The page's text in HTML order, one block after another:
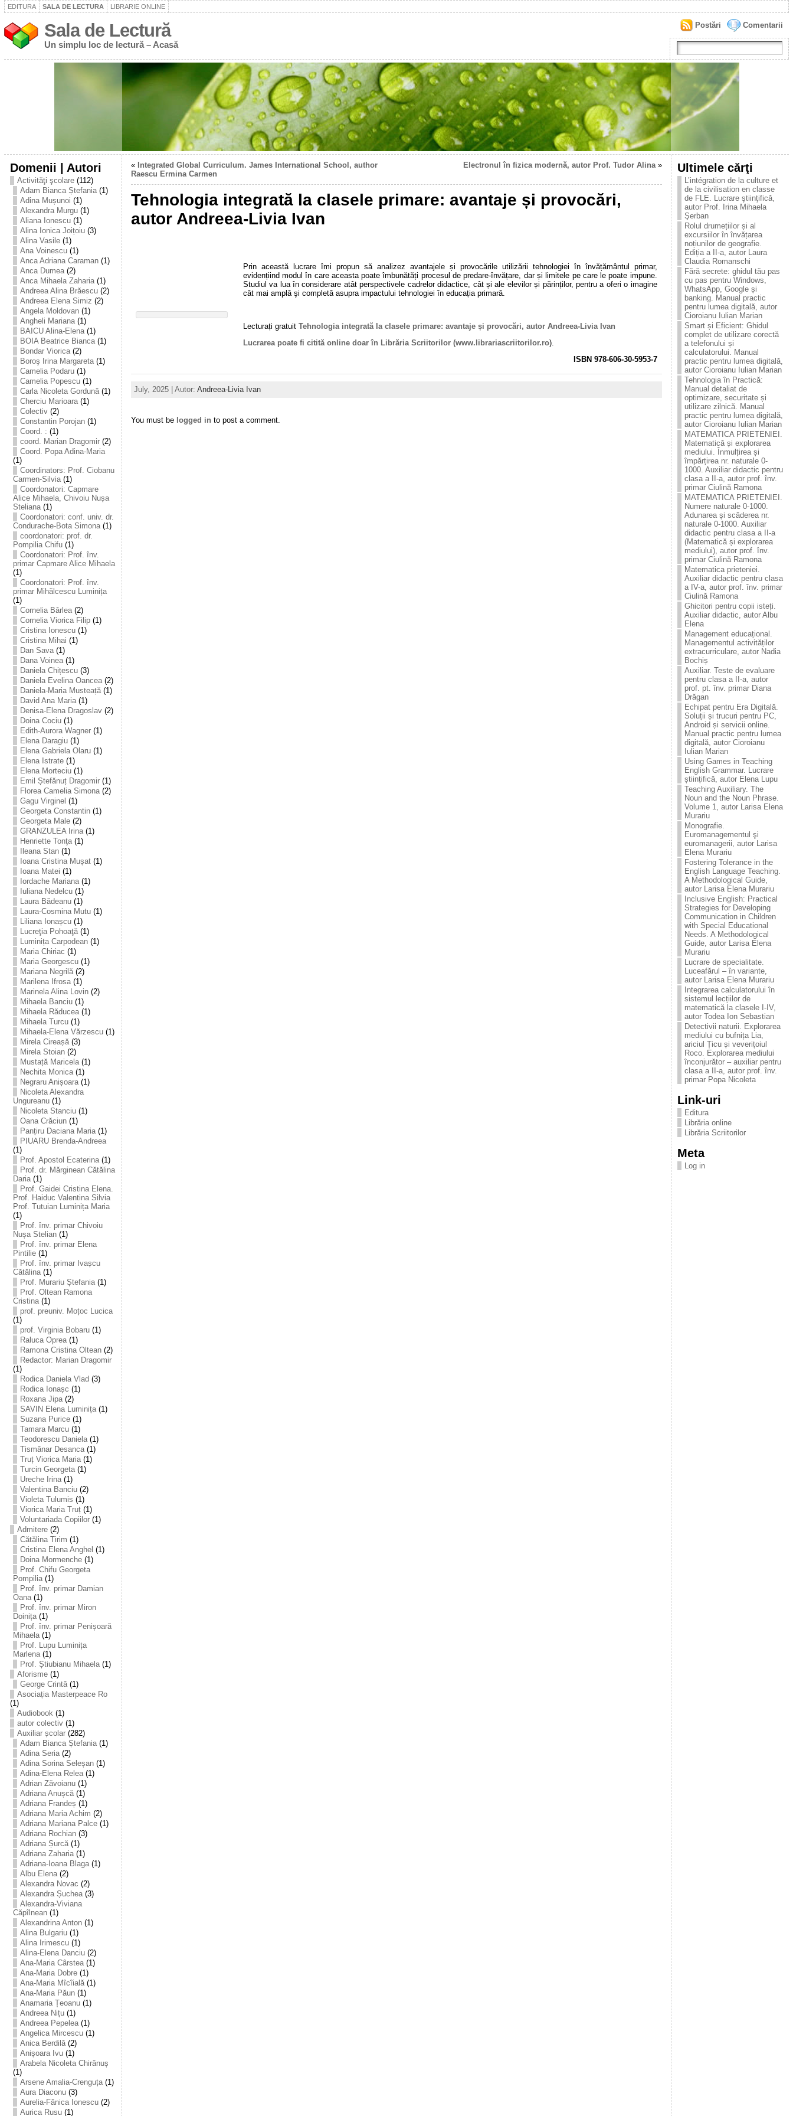
EDITURA SALA DE LECTURA LIBRARIE ONLINE
Sala de Lectură
Un simplu loc de lectură – Acasă
Comentarii
Postări
Domenii | Autori
Activităţi şcolare(112)
Adam Bianca Ștefania(1)
Adina Mușunoi (1)
Alexandra Murgu(1)
Aliana Ionescu(1)
Alina Ionica Joițoiu(3)
Alina Vasile(1)
Ana Voinescu(1)
Anca Adriana Caraman(1)
Anca Dumea(2)
Anca Mihaela Zaharia(1)
Andreea Alina Brăescu(2)
Andreea Elena Simiz (2)
Angela Moldovan(1)
Angheli Mariana(1)
BAICU Alina-Elena(1)
BOIA Beatrice Bianca(1)
Bondar Viorica(2)
Boroş Irina Margareta(1)
Camelia Podaru(1)
Camelia Popescu(1)
Carla Nicoleta Gordună(1)
Cherciu Marioara(1)
Colectiv(2)
Constantin Porojan(1)
Coord. : (1)
coord. Marian Dragomir(2)
Coord. Popa Adina-Maria
(1)
Coordinators: Prof. Ciobanu
Carmen-Silvia(1)
Coordonatori: Capmare
Alice Mihaela, Chivoiu Nușa
Steliana(1)
Coordonatori: conf. univ. dr.
Condurache-Bota Simona(1)
coordonatori: prof. dr.
Pompilia Chifu(1)
Coordonatori: Prof. înv.
primar Capmare Alice Mihaela
(1)
Coordonatori: Prof. înv.
primar Mihălcescu Luminița
(1)
Cornelia Bârlea(2)
Cornelia Viorica Filip(1)
Cristina Ionescu(1)
Cristina Mihai (1)
Dan Sava(1)
Dana Voinea(1)
Daniela Chițescu(3)
Daniela Evelina Oancea(2)
Daniela-Maria Musteață(1)
David Ana Maria(1)
Denisa-Elena Dragoslav(2)
Doina Cociu(1)
Edith-Aurora Wagner(1)
Elena Daragiu(1)
Elena Gabriela Olaru(1)
Elena Istrate(1)
Elena Morteciu(1)
Emil Ștefănuț Dragomir(1)
Florea Camelia Simona(2)
Gagu Virginel (1)
Georgeta Constantin(1)
Georgeta Male(2)
GRANZULEA Irina(1)
Henriette Tonţa(1)
Ileana Stan(1)
Ioana Cristina Mușat(1)
Ioana Matei (1)
Iordache Mariana(1)
Iuliana Nedelcu(1)
Laura Bădeanu(1)
Laura-Cosmina Mutu(1)
Liliana Ionașcu(1)
Lucreţia Pohoaţă(1)
Luminița Carpodean(1)
Maria Chiriac (1)
Maria Georgescu(1)
Mariana Negrilă(2)
Marilena Ifrosa(1)
Marinela Alina Lovin(2)
Mihaela Banciu(1)
Mihaela Răducea(1)
Mihaela Turcu(1)
Mihaela-Elena Vărzescu(1)
Mirela Cireașă(3)
Mirela Stoian(2)
Mustață Maricela(1)
Nechita Monica(1)
Negraru Anișoara(1)
Nicoleta Alexandra
Ungureanu(1)
Nicoleta Stanciu(1)
Oana Crăciun(1)
Panțiru Daciana Maria(1)
PIUARU Brenda-Andreea
(1)
Prof. Apostol Ecaterina(1)
Prof. dr. Mărginean Cătălina
Daria(1)
Prof. Gaidei Cristina Elena.
Prof. Haiduc Valentina Silvia
Prof. Tutuian Luminița Maria
(1)
Prof. înv. primar Chivoiu
Nușa Stelian(1)
Prof. înv. primar Elena
Pintilie(1)
Prof. înv. primar Ivașcu
Cătălina(1)
Prof. Murariu Ștefania(1)
Prof. Oltean Ramona
Cristina(1)
prof. preuniv. Moțoc Lucica
(1)
prof. Virginia Bobaru(1)
Raluca Oprea(1)
Ramona Cristina Oltean(2)
Redactor: Marian Dragomir
(1)
Rodica Daniela Vlad (3)
Rodica Ionașc (1)
Roxana Jipa(2)
SAVIN Elena Luminița(1)
Suzana Purice(1)
Tamara Marcu(1)
Teodorescu Daniela(1)
Tismănar Desanca(1)
Truț Viorica Maria(1)
Turcin Georgeta(1)
Ureche Irina(1)
Valentina Banciu(2)
Violeta Tulumis (1)
Viorica Maria Truț(1)
Voluntariada Copiilor(1)
Admitere(2)
Cătălina Tirim (1)
Cristina Elena Anghel (1)
Doina Mormenche(1)
Prof. Chifu Georgeta
Pompilia(1)
Prof. înv. primar Damian
Oana(1)
Prof. înv. primar Miron
Doinița(1)
Prof. înv. primar Penișoară
Mihaela(1)
Prof. Lupu Luminița
Marlena(1)
Prof. Știubianu Mihaela(1)
Aforisme(1)
George Crintă(1)
Asociația Masterpeace Ro
(1)
Audiobook(1)
autor colectiv(1)
Auxiliar școlar(282)
Adam Bianca Ștefania(1)
Adina Seria(2)
Adina Sorina Seleșan(1)
Adina-Elena Relea(1)
Adrian Zăvoianu(1)
Adriana Anușcă(1)
Adriana Frandeș (1)
Adriana Maria Achim (2)
Adriana Mariana Palce(1)
Adriana Rochian(3)
Adriana Șurcă(1)
Adriana Zaharia(1)
Adriana-Ioana Blaga(1)
Albu Elena(2)
Alexandra Novac (2)
Alexandra Șuchea(3)
Alexandra-Viviana
Căpîlnean(1)
Alexandrina Anton(1)
Alina Bulgariu(1)
Alina Irimescu(1)
Alina-Elena Danciu(2)
Ana-Maria Cârstea(1)
Ana-Maria Dobre(1)
Ana-Maria Mîcîială(1)
Ana-Maria Păun(1)
Anamaria Țeoanu(1)
Andreea Nițu(1)
Andreea Pepelea(1)
Angelica Mircescu(1)
Anica Berdilă(2)
Anișoara Ivu(1)
Arabela Nicoleta Chirănuș
(1)
Arsene Amalia-Crenguța(1)
Aura Diaconu(3)
Aurelia-Fănica Ionescu(2)
Aurica Rusu(1)
« Integrated Global Curriculum. James International School, author
Raescu Ermina Carmen
Electronul în fizica modernă, autor Prof. Tudor Alina»
Tehnologia integrată la clasele primare: avantaje și provocări,
autor Andreea-Livia Ivan
Prin această lucrare îmi propun să analizez avantajele și provocările utilizării tehnologiei în învățământul primar,
evidențiind modul în care aceasta poate îmbunătăți procesul de predare-învățare, dar și limitele pe care le poate impune.
Studiul va lua în considerare atât perspectivele cadrelor didactice, cât și ale elevilor și părinților, pentru a oferi o imagine
cât mai amplă şi completă asupra impactului tehnologiei în educația primară.
Lecturați gratuit Tehnologia integrată la clasele primare: avantaje și provocări, autor Andreea-Livia Ivan
Lucrarea poate fi citită online doar în Librăria Scriitorilor (www.librariascriitorilor.ro).
ISBN 978-606-30-5953-7
July, 2025 | Autor: Andreea-Livia Ivan
You must be logged in to post a comment.
Ultimele cărţi
L’intégration de la culture et
de la civilisation en classe
de FLE. Lucrare ştiinţificǎ,
autor Prof. Irina Mihaela
Şerban
Rolul drumețiilor și al
excursiilor în învățarea
noțiunilor de geografie.
Ediția a II-a, autor Laura
Claudia Romanschi
Fără secrete: ghidul tău pas
cu pas pentru Windows,
WhatsApp, Google și
banking. Manual practic
pentru lumea digitală, autor
Cioroianu Iulian Marian
Smart și Eficient: Ghidul
complet de utilizare corectă
a telefonului și
calculatorului. Manual
practic pentru lumea digitală,
autor Cioroianu Iulian Marian
Tehnologia în Practică:
Manual detaliat de
optimizare, securitate și
utilizare zilnică. Manual
practic pentru lumea digitală,
autor Cioroianu Iulian Marian
MATEMATICA PRIETENIEI.
Matematică și explorarea
mediului. Înmulțirea și
împărțirea nr. naturale 0-
1000. Auxiliar didactic pentru
clasa a II-a, autor prof. înv.
primar Ciulină Ramona
MATEMATICA PRIETENIEI.
Numere naturale 0-1000.
Adunarea și scăderea nr.
naturale 0-1000. Auxiliar
didactic pentru clasa a II-a
(Matematică și explorarea
mediului), autor prof. înv.
primar Ciulină Ramona
Matematica prieteniei.
Auxiliar didactic pentru clasa
a IV-a, autor prof. înv. primar
Ciulină Ramona
Ghicitori pentru copii isteți.
Auxiliar didactic, autor Albu
Elena
Management educațional.
Managementul activităților
extracurriculare, autor Nadia
Bochiș
Auxiliar. Teste de evaluare
pentru clasa a II-a, autor
prof. pt. înv. primar Diana
Drăgan
Echipat pentru Era Digitală.
Soluții și trucuri pentru PC,
Android și servicii online.
Manual practic pentru lumea
digitală, autor Cioroianu
Iulian Marian
Using Games in Teaching
English Grammar. Lucrare
științifică, autor Elena Lupu
Teaching Auxiliary. The
Noun and the Noun Phrase.
Volume 1, autor Larisa Elena
Murariu
Monografie.
Euromanagementul şi
euromanagerii, autor Larisa
Elena Murariu
Fostering Tolerance in the
English Language Teaching.
A Methodological Guide,
autor Larisa Elena Murariu
Inclusive English: Practical
Strategies for Developing
Communication in Children
with Special Educational
Needs. A Methodological
Guide, autor Larisa Elena
Murariu
Lucrare de specialitate.
Luceafărul – în variante,
autor Larisa Elena Murariu
Integrarea calculatorului în
sistemul lecțiilor de
matematică la clasele I-IV,
autor Todea Ion Sebastian
Detectivii naturii. Explorarea
mediului cu bufnița Lia,
ariciul Țicu și veverițoiul
Roco. Explorarea mediului
înconjurător – auxiliar pentru
clasa a II-a, autor prof. înv.
primar Popa Nicoleta
Link-uri
Editura
Librăria online
Librăria Scriitorilor
Meta
Log in